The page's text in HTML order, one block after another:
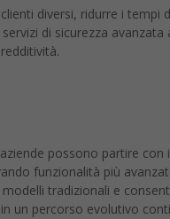
diversi, ridurre i tempi
di sicurezza avanzata
possono partire con
funzionalità più
tradizionali e
un percorso evolutivo